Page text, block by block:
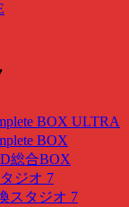
BOX ULTRA
BOX
総合BOX
ジオ 7
スタジオ 7